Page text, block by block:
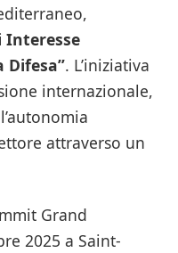
Interesse
Difesa”. L’iniziativa
internazionale,
attraverso un
Grand
2025 a Saint-